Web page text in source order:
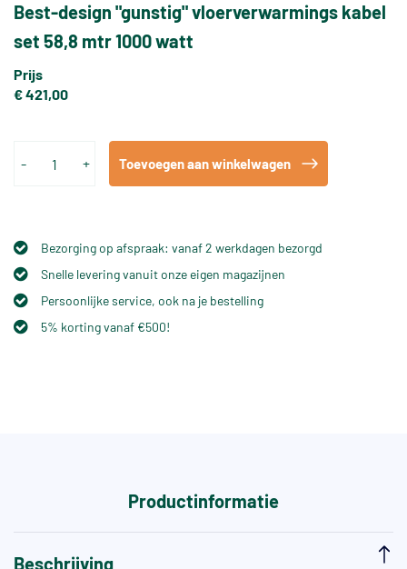
Best-design "gunstig" vloerverwarmings kabel
set 58,8 mtr 1000 watt
Prijs
€ 421,00
- + Toevoegen aan winkelwagen
Bezorging op afspraak: vanaf 2 werkdagen bezorgd
Snelle levering vanuit onze eigen magazijnen
Persoonlijke service, ook na je bestelling
5% korting vanaf €500!
Productinformatie
Beschrijving